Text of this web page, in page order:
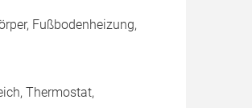
Fußbodenheizung,
Thermostat,